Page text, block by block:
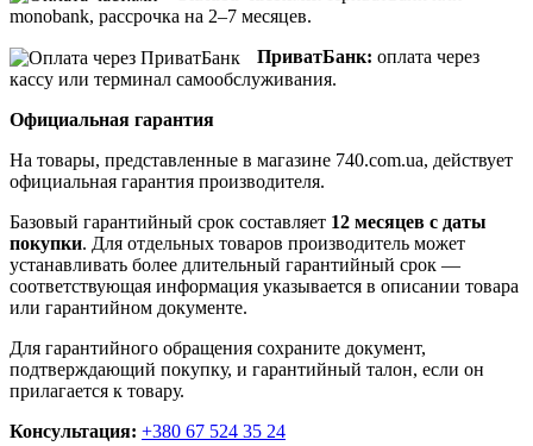
monobank, рассрочка на 2–7 месяцев.
ПриватБанк: оплата через
кассу или терминал самообслуживания.
Официальная гарантия
На товары, представленные в магазине 740.com.ua, действует
официальная гарантия производителя.
Базовый гарантийный срок составляет 12 месяцев с даты
покупки. Для отдельных товаров производитель может
устанавливать более длительный гарантийный срок —
соответствующая информация указывается в описании товара
или гарантийном документе.
Для гарантийного обращения сохраните документ,
подтверждающий покупку, и гарантийный талон, если он
прилагается к товару.
Консультация: +380 67 524 35 24